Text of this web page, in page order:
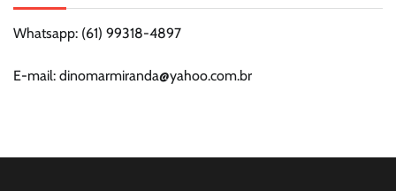
Whatsapp: (61) 99318-4897
E-mail: dinomarmiranda@yahoo.com.br